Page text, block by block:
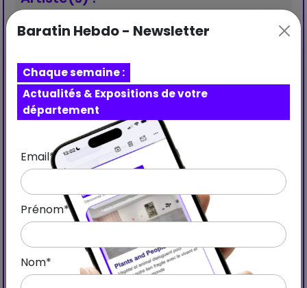
Julie Bonnaud
Baratin Hebdo - Newsletter
Chaque semaine :
Actualités & Expositions de votre
département
Email*
Prénom*
Nom*